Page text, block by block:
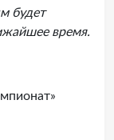
будет
время.